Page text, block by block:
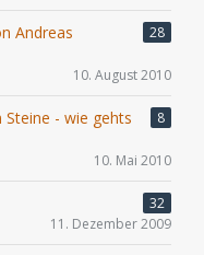
Andreas
28
10. August 2010
Steine - wie gehts
8
10. Mai 2010
32
11. Dezember 2009